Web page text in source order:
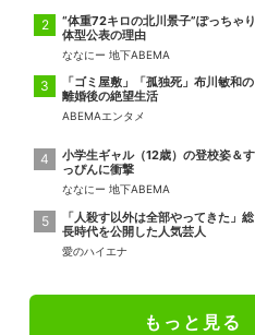
“体重72キロの北川景子”ぽっちゃり
体型公表の理由
ななにー 地下ABEMA
「ゴミ屋敷」「孤独死」布川敏和の
離婚後の絶望生活
ABEMAエンタメ
小学生ギャル（12歳）の登校姿＆す
っぴんに衝撃
ななにー 地下ABEMA
「人殺す以外は全部やってきた」総
長時代を公開した人気芸人
愛のハイエナ
もっと見る